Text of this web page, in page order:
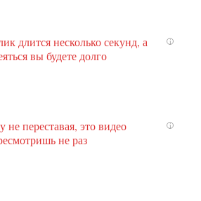
i
длится несколько секунд, а
вы будете долго
i
не переставая, это видео
не раз